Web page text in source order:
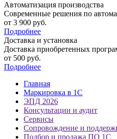
Автоматизация производства
Современные решения по
от 3 900 руб.
Подробнее
Доставка и установка
Доставка приобретенных
от 500 руб.
Подробнее
Главная
Маркировка в 1С
ЭПД 2026
Консультации и аудит
Сервисы
Сопровождение и
Подбор и продажа ПО 1С